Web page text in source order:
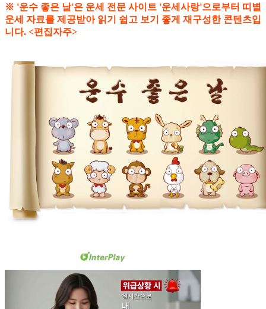
※ '운수 좋은 날'은 운세 전문 사이트 '운세사랑'으로부터 띠별
운세 자료를 제공받아 읽기 쉽고 보기 좋게 재구성한 콘텐츠입
니다. <편집자주>